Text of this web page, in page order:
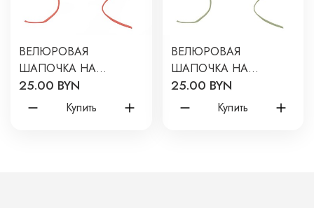
ВЕЛЮРОВАЯ
ШАПОЧКА НА
ПОДКЛАДКЕ 38-42 СМ
ЦВЕТ: АБРИКОСОВЫЙ
25.00 BYN
Купить
ВЕЛЮРОВАЯ
ШАПОЧКА НА
ПОДКЛАДКЕ 42-44 СМ
ЦВЕТ: ХАКИ 2634-04
25.00 BYN
Купить